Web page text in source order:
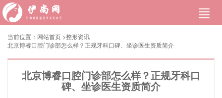
当前位置： 网站首页 >整形资讯
北京博睿口腔门诊部怎么样？正规牙科口碑、坐诊医生资质简介
北京博睿口腔门诊部怎么样？正规牙科口
碑、坐诊医生资质简介